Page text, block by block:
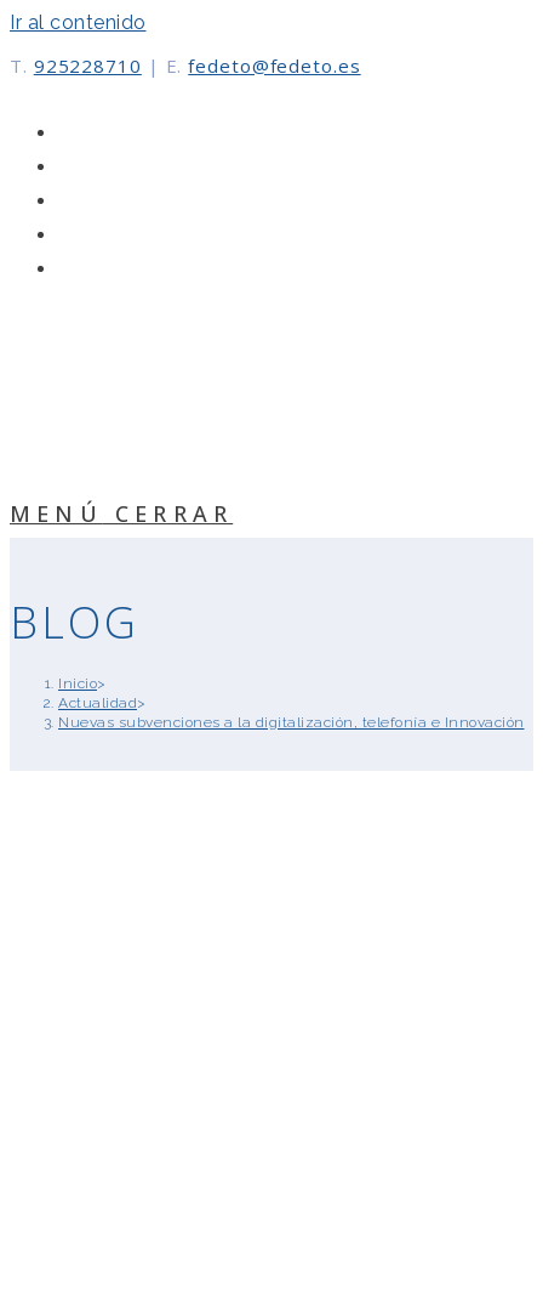
Ir al contenido
T. 925228710 | E. fedeto@fedeto.es
MENÚ CERRAR
BLOG
Inicio>
Actualidad>
Nuevas subvenciones a la digitalización, telefonía e Innovación